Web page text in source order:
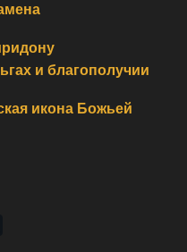
и благополучии
икона Божьей